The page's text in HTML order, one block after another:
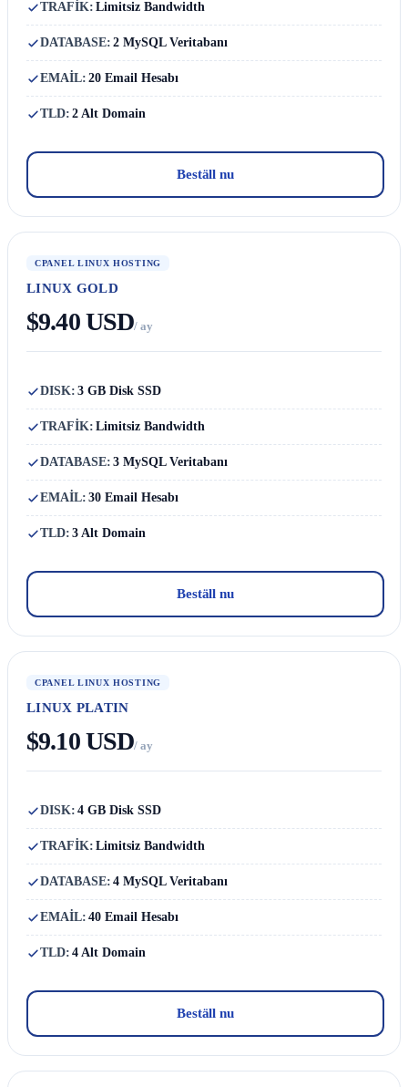
TRAFİK: Limitsiz Bandwidth
DATABASE: 2 MySQL Veritabanı
EMAİL: 20 Email Hesabı
TLD: 2 Alt Domain
Beställ nu
CPANEL LINUX HOSTING
LINUX GOLD
$9.40 USD/ ay
DISK: 3 GB Disk SSD
TRAFİK: Limitsiz Bandwidth
DATABASE: 3 MySQL Veritabanı
EMAİL: 30 Email Hesabı
TLD: 3 Alt Domain
Beställ nu
CPANEL LINUX HOSTING
LINUX PLATIN
$9.10 USD/ ay
DISK: 4 GB Disk SSD
TRAFİK: Limitsiz Bandwidth
DATABASE: 4 MySQL Veritabanı
EMAİL: 40 Email Hesabı
TLD: 4 Alt Domain
Beställ nu